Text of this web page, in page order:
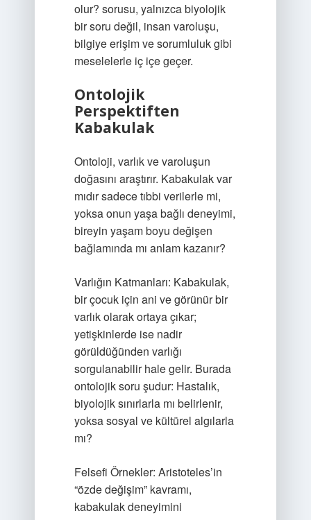
olur? sorusu, yalnızca biyolojik
bir soru değil, insan varoluşu,
bilgiye erişim ve sorumluluk gibi
meselelerle iç içe geçer.
Ontolojik
Perspektiften
Kabakulak
Ontoloji, varlık ve varoluşun
doğasını araştırır. Kabakulak var
mıdır sadece tıbbi verilerle mi,
yoksa onun yaşa bağlı deneyimi,
bireyin yaşam boyu değişen
bağlamında mı anlam kazanır?
Varlığın Katmanları: Kabakulak,
bir çocuk için ani ve görünür bir
varlık olarak ortaya çıkar;
yetişkinlerde ise nadir
görüldüğünden varlığı
sorgulanabilir hale gelir. Burada
ontolojik soru şudur: Hastalık,
biyolojik sınırlarla mı belirlenir,
yoksa sosyal ve kültürel algılarla
mı?
Felsefi Örnekler: Aristoteles’in
“özde değişim” kavramı,
kabakulak deneyimini